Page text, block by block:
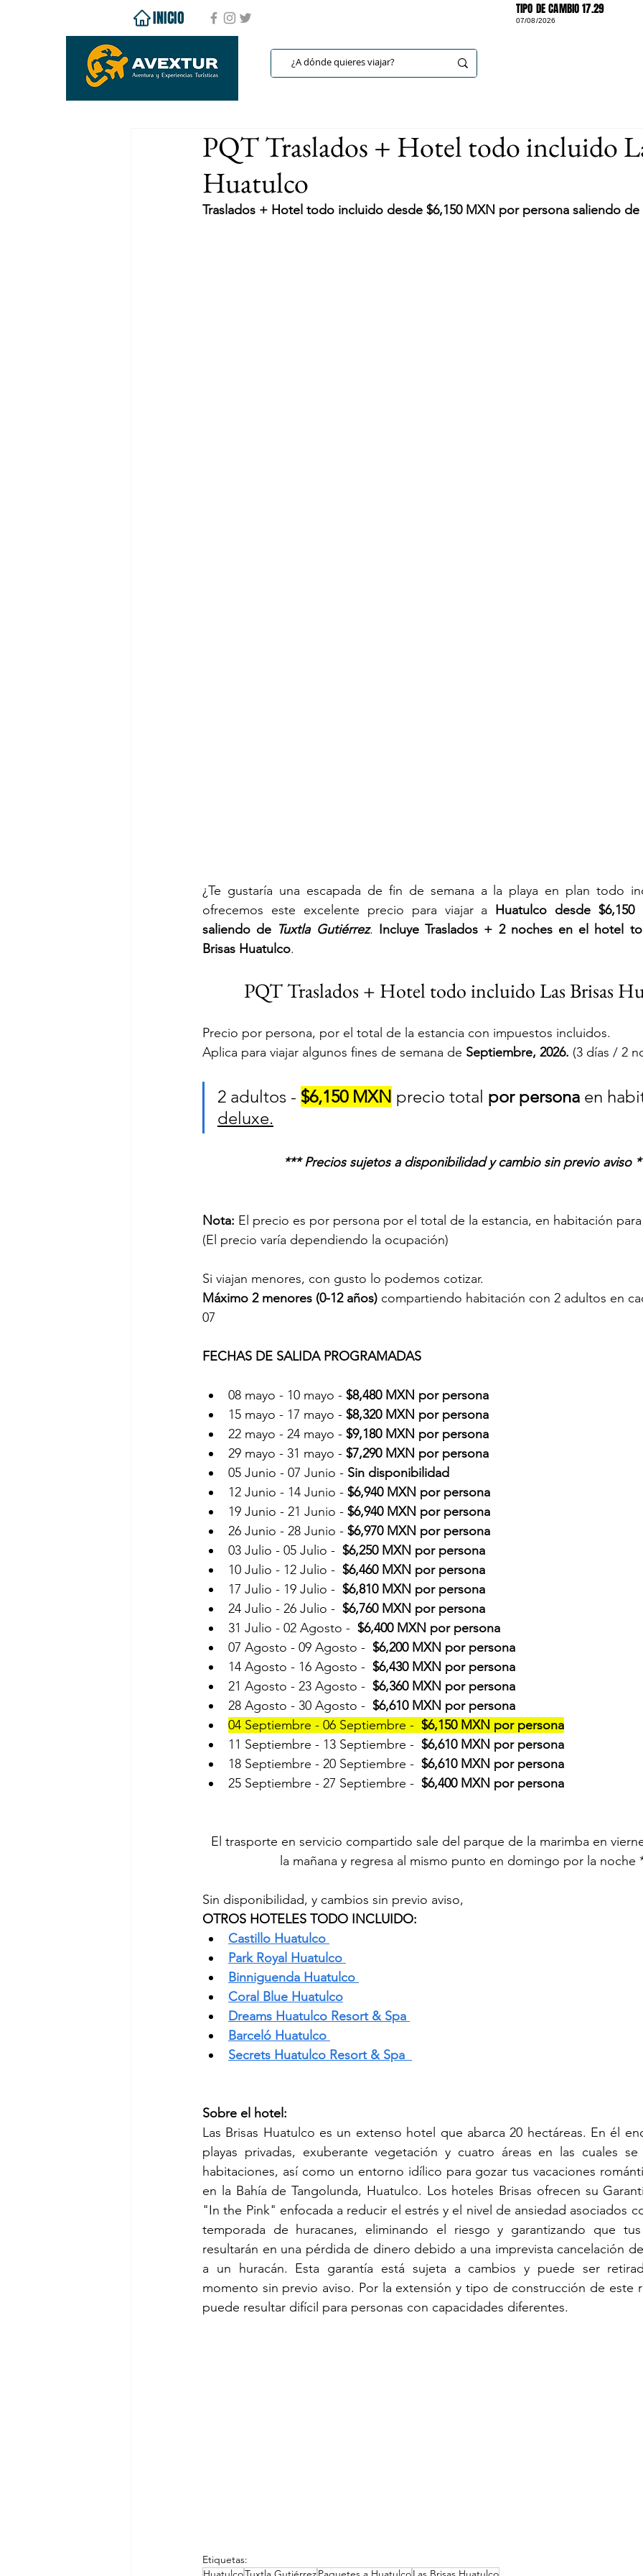
INICIO TIPO DE CAMBIO 17.29
07/08/2026
PQT Traslados + Hotel todo incluido
Huatulco
Traslados + Hotel todo incluido desde $6,150 MXN por persona saliendo de
¿Te gustaría una escapada de fin de semana a la playa en plan todo
ofrecemos este excelente precio para viajar a Huatulco desde $6,150
saliendo de Tuxtla Gutiérrez. Incluye Traslados + 2 noches en el hotel
Brisas Huatulco.
PQT Traslados + Hotel todo incluido Las Brisas
Precio por persona, por el total de la estancia con impuestos incluidos.
Aplica para viajar algunos fines de semana de Septiembre, 2026. (3 días / 2
2 adultos - $6,150 MXN precio total por persona en
deluxe.
*** Precios sujetos a disponibilidad y cambio sin previo aviso
Nota: El precio es por persona por el total de la estancia, en habitación
(El precio varía dependiendo la ocupación)
Si viajan menores, con gusto lo podemos cotizar.
Máximo 2 menores (0-12 años) compartiendo habitación con 2 adultos en
07
FECHAS DE SALIDA PROGRAMADAS
08 mayo - 10 mayo - $8,480 MXN por persona
15 mayo - 17 mayo - $8,320 MXN por persona
22 mayo - 24 mayo - $9,180 MXN por persona
29 mayo - 31 mayo - $7,290 MXN por persona
05 Junio - 07 Junio - Sin disponibilidad
12 Junio - 14 Junio - $6,940 MXN por persona
19 Junio - 21 Junio - $6,940 MXN por persona
26 Junio - 28 Junio - $6,970 MXN por persona
03 Julio - 05 Julio - $6,250 MXN por persona
10 Julio - 12 Julio - $6,460 MXN por persona
17 Julio - 19 Julio - $6,810 MXN por persona
24 Julio - 26 Julio - $6,760 MXN por persona
31 Julio - 02 Agosto - $6,400 MXN por persona
07 Agosto - 09 Agosto - $6,200 MXN por persona
14 Agosto - 16 Agosto - $6,430 MXN por persona
21 Agosto - 23 Agosto - $6,360 MXN por persona
28 Agosto - 30 Agosto - $6,610 MXN por persona
04 Septiembre - 06 Septiembre - $6,150 MXN por persona
11 Septiembre - 13 Septiembre - $6,610 MXN por persona
18 Septiembre - 20 Septiembre - $6,610 MXN por persona
25 Septiembre - 27 Septiembre - $6,400 MXN por persona
la mañana y regresa al mismo punto en domingo por la noche
Sin disponibilidad, y cambios sin previo aviso,
OTROS HOTELES TODO INCLUIDO:
Castillo Huatulco
Park Royal Huatulco
Binniguenda Huatulco
Coral Blue Huatulco
Dreams Huatulco Resort & Spa
Barceló Huatulco
Secrets Huatulco Resort & Spa
Sobre el hotel:
Las Brisas Huatulco es un extenso hotel que abarca 20 hectáreas. En él
playas privadas, exuberante vegetación y cuatro áreas en las cuales se
habitaciones, así como un entorno idílico para gozar tus vacaciones
en la Bahía de Tangolunda, Huatulco. Los hoteles Brisas ofrecen su
"In the Pink" enfocada a reducir el estrés y el nivel de ansiedad asociados
temporada de huracanes, eliminando el riesgo y garantizando que
resultarán en una pérdida de dinero debido a una imprevista cancelación
a un huracán. Esta garantía está sujeta a cambios y puede ser
momento sin previo aviso. Por la extensión y tipo de construcción de este
puede resultar difícil para personas con capacidades diferentes.
Etiquetas: